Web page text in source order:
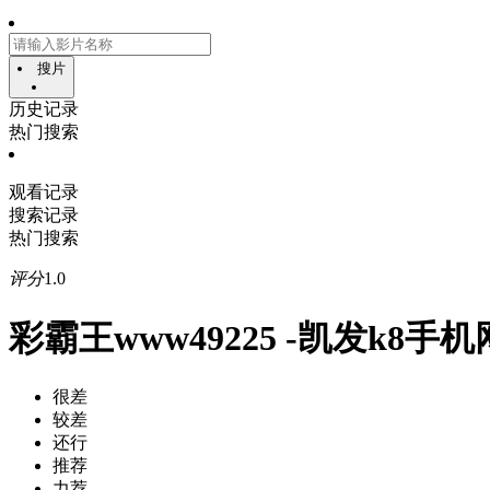
搜片
历史记录
热门搜索
观看记录
搜索记录
热门搜索
评分1.0
彩霸王www49225 -凯发k8手机
很差
较差
还行
推荐